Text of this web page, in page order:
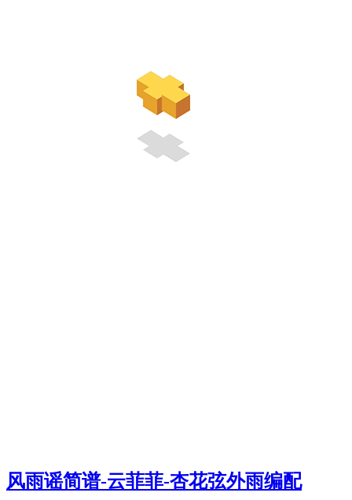
风雨谣简谱-云菲菲-杏花弦外雨编配